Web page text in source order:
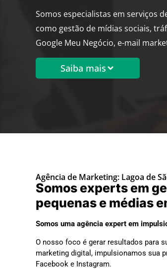
Somos especialistas em serviços
como gestão de mídias sociais,
Google Meu Negócio, e-mail
Saiba mais
Agência de Marketing: Lagoa de
Somos experts em
pequenas e médias
Somos uma agência expert em
O nosso foco é gerar resultados para
marketing digital, impulsionamos sua
Facebook e Instagram.